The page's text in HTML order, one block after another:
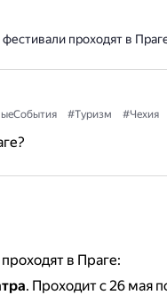
проходят в
#Туризм #Чехия
в Праге:
. Проходит с 26 мая